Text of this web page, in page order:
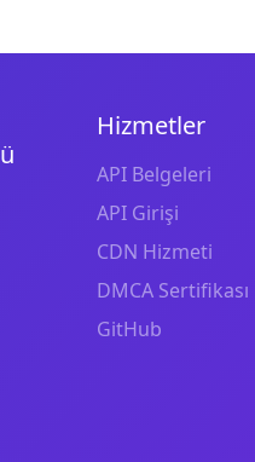
Hizmetler
API Belgeleri
API Girişi
CDN Hizmeti
DMCA Sertifikası
GitHub